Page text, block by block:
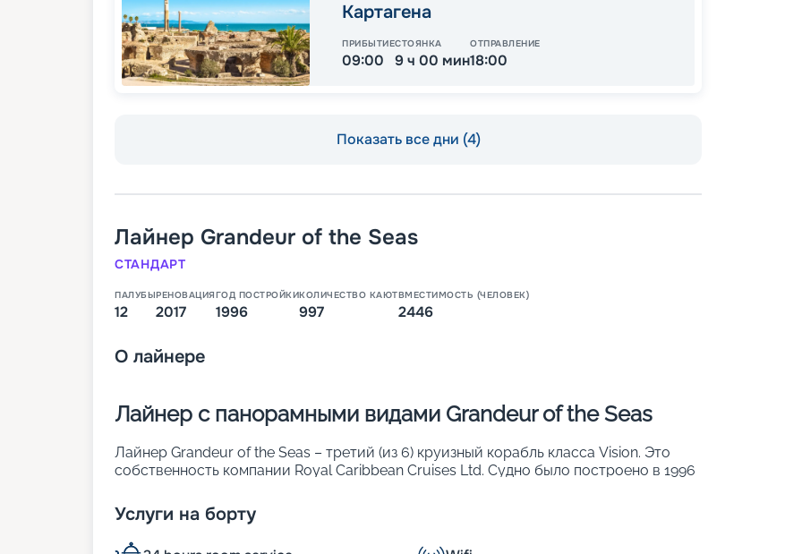
Картагена
ПРИБЫТИЕ
09:00
СТОЯНКА
9 ч 00 мин
ОТПРАВЛЕНИЕ
18:00
Показать все дни (4)
Лайнер Grandeur of the Seas
СТАНДАРТ
ПАЛУБЫ
12
РЕНОВАЦИЯ
2017
ГОД ПОСТРОЙКИ
1996
КОЛИЧЕСТВО КАЮТ
997
ВМЕСТИМОСТЬ (ЧЕЛОВЕК)
2446
О лайнере
Лайнер с панорамными видами Grandeur of the Seas
Лайнер Grandeur of the Seas – третий (из 6) круизный корабль класса Vision. Это
собственность компании Royal Caribbean Cruises Ltd. Судно было построено в 1996
удобно наслаждаться окружающими видами. Также на борту предлагаются
разнообразные развлечения. Основные характеристики судна:
• ширина – 32 м;
Услуги на борту